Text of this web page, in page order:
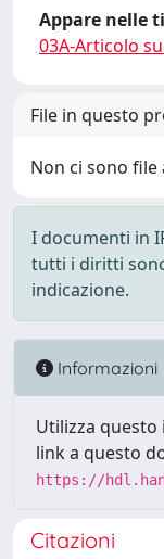
Appare nelle
03A-Articolo
File in questo
Non ci sono
I documenti in
tutti i diritti
indicazione.
Informazioni
Utilizza
link a questo
https://
Citazioni